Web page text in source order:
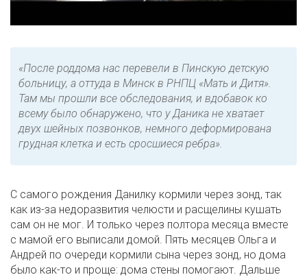
«После роддома нас перевели в Пинскую детскую
больницу, а оттуда в Минск в РНПЦ «Мать и Дитя».
Там мы прошли все обследования, и вдобавок ко
всему было обнаружено, что у Даника не хватает
двух шейных позвонков, немного деформирована
грудная клетка и есть сросшиеся ребра».
С самого рождения Данилку кормили через зонд, так
как из-за недоразвития челюсти и расщелины кушать
сам он не мог. И только через полтора месяца вместе
с мамой его выписали домой. Пять месяцев Ольга и
Андрей по очереди кормили сына через зонд, но дома
было как-то и проще: дома стены помогают. Дальше